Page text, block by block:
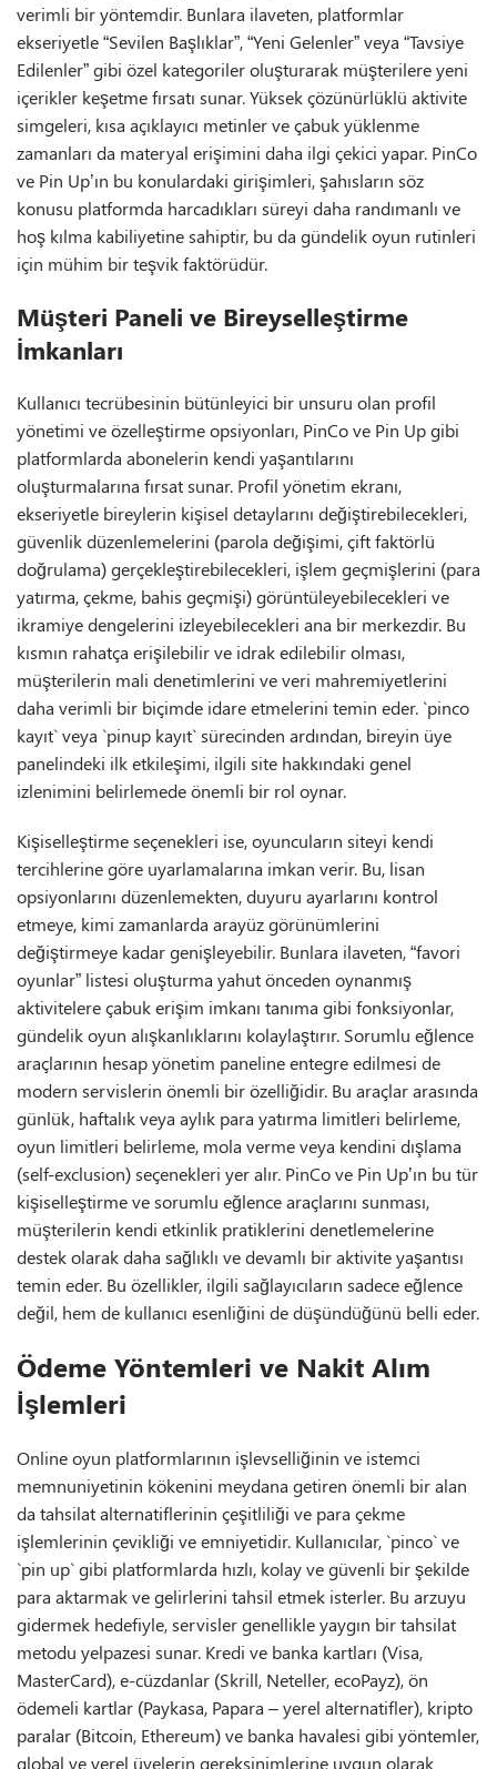
verimli bir yöntemdir. Bunlara ilaveten, platformlar
ekseriyetle “Sevilen Başlıklar”, “Yeni Gelenler” veya “Tavsiye
Edilenler” gibi özel kategoriler oluşturarak müşterilere yeni
içerikler keşetme fırsatı sunar. Yüksek çözünürlüklü aktivite
simgeleri, kısa açıklayıcı metinler ve çabuk yüklenme
zamanları da materyal erişimini daha ilgi çekici yapar. PinCo
ve Pin Up’ın bu konulardaki girişimleri, şahısların söz
konusu platformda harcadıkları süreyi daha randımanlı ve
hoş kılma kabiliyetine sahiptir, bu da gündelik oyun rutinleri
için mühim bir teşvik faktörüdür.
Müşteri Paneli ve Bireyselleştirme
İmkanları
Kullanıcı tecrübesinin bütünleyici bir unsuru olan profil
yönetimi ve özelleştirme opsiyonları, PinCo ve Pin Up gibi
platformlarda abonelerin kendi yaşantılarını
oluşturmalarına fırsat sunar. Profil yönetim ekranı,
ekseriyetle bireylerin kişisel detaylarını değiştirebilecekleri,
güvenlik düzenlemelerini (parola değişimi, çift faktörlü
doğrulama) gerçekleştirebilecekleri, işlem geçmişlerini (para
yatırma, çekme, bahis geçmişi) görüntüleyebilecekleri ve
ikramiye dengelerini izleyebilecekleri ana bir merkezdir. Bu
kısmın rahatça erişilebilir ve idrak edilebilir olması,
müşterilerin mali denetimlerini ve veri mahremiyetlerini
daha verimli bir biçimde idare etmelerini temin eder. `pinco
kayıt` veya `pinup kayıt` sürecinden ardından, bireyin üye
panelindeki ilk etkileşimi, ilgili site hakkındaki genel
izlenimini belirlemede önemli bir rol oynar.
Kişiselleştirme seçenekleri ise, oyuncuların siteyi kendi
tercihlerine göre uyarlamalarına imkan verir. Bu, lisan
opsiyonlarını düzenlemekten, duyuru ayarlarını kontrol
etmeye, kimi zamanlarda arayüz görünümlerini
değiştirmeye kadar genişleyebilir. Bunlara ilaveten, “favori
oyunlar” listesi oluşturma yahut önceden oynanmış
aktivitelere çabuk erişim imkanı tanıma gibi fonksiyonlar,
gündelik oyun alışkanlıklarını kolaylaştırır. Sorumlu eğlence
araçlarının hesap yönetim paneline entegre edilmesi de
modern servislerin önemli bir özelliğidir. Bu araçlar arasında
günlük, haftalık veya aylık para yatırma limitleri belirleme,
oyun limitleri belirleme, mola verme veya kendini dışlama
(self-exclusion) seçenekleri yer alır. PinCo ve Pin Up’ın bu tür
kişiselleştirme ve sorumlu eğlence araçlarını sunması,
müşterilerin kendi etkinlik pratiklerini denetlemelerine
destek olarak daha sağlıklı ve devamlı bir aktivite yaşantısı
temin eder. Bu özellikler, ilgili sağlayıcıların sadece eğlence
değil, hem de kullanıcı esenliğini de düşündüğünü belli eder.
Ödeme Yöntemleri ve Nakit Alım
İşlemleri
Online oyun platformlarının işlevselliğinin ve istemci
memnuniyetinin kökenini meydana getiren önemli bir alan
da tahsilat alternatiflerinin çeşitliliği ve para çekme
işlemlerinin çevikliği ve emniyetidir. Kullanıcılar, `pinco` ve
`pin up` gibi platformlarda hızlı, kolay ve güvenli bir şekilde
para aktarmak ve gelirlerini tahsil etmek isterler. Bu arzuyu
gidermek hedefiyle, servisler genellikle yaygın bir tahsilat
metodu yelpazesi sunar. Kredi ve banka kartları (Visa,
MasterCard), e-cüzdanlar (Skrill, Neteller, ecoPayz), ön
ödemeli kartlar (Paykasa, Papara – yerel alternatifler), kripto
paralar (Bitcoin, Ethereum) ve banka havalesi gibi yöntemler,
global ve yerel üyelerin gereksinimlerine uygun olarak